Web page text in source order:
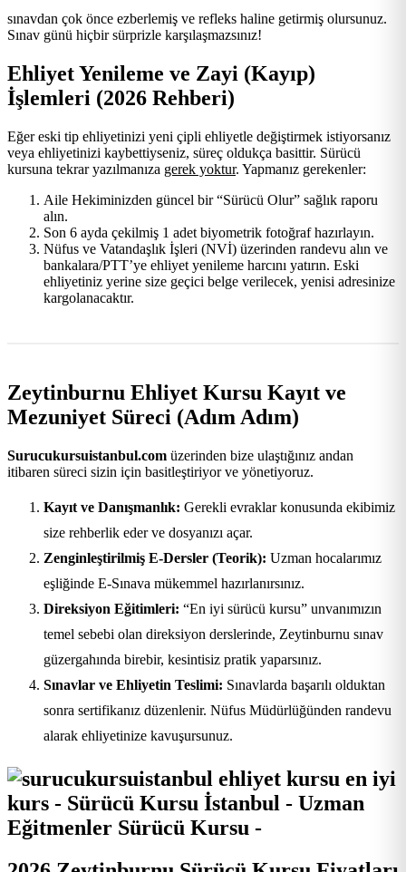
sınavdan çok önce ezberlemiş ve refleks haline getirmiş olursunuz.
Sınav günü hiçbir sürprizle karşılaşmazsınız!
Ehliyet Yenileme ve Zayi (Kayıp)
İşlemleri (2026 Rehberi)
Eğer eski tip ehliyetinizi yeni çipli ehliyetle değiştirmek istiyorsanız
veya ehliyetinizi kaybettiyseniz, süreç oldukça basittir. Sürücü
kursuna tekrar yazılmanıza gerek yoktur. Yapmanız gerekenler:
Aile Hekiminizden güncel bir “Sürücü Olur” sağlık raporu
alın.
Son 6 ayda çekilmiş 1 adet biyometrik fotoğraf hazırlayın.
Nüfus ve Vatandaşlık İşleri (NVİ) üzerinden randevu alın ve
bankalara/PTT’ye ehliyet yenileme harcını yatırın. Eski
ehliyetiniz yerine size geçici belge verilecek, yenisi adresinize
kargolanacaktır.
Zeytinburnu Ehliyet Kursu Kayıt ve
Mezuniyet Süreci (Adım Adım)
Surucukursuistanbul.com üzerinden bize ulaştığınız andan
itibaren süreci sizin için basitleştiriyor ve yönetiyoruz.
Kayıt ve Danışmanlık: Gerekli evraklar konusunda ekibimiz
size rehberlik eder ve dosyanızı açar.
Zenginleştirilmiş E-Dersler (Teorik): Uzman hocalarımız
eşliğinde E-Sınava mükemmel hazırlanırsınız.
Direksiyon Eğitimleri: “En iyi sürücü kursu” unvanımızın
temel sebebi olan direksiyon derslerinde, Zeytinburnu sınav
güzergahında birebir, kesintisiz pratik yaparsınız.
Sınavlar ve Ehliyetin Teslimi: Sınavlarda başarılı olduktan
sonra sertifikanız düzenlenir. Nüfus Müdürlüğünden randevu
alarak ehliyetinize kavuşursunuz.